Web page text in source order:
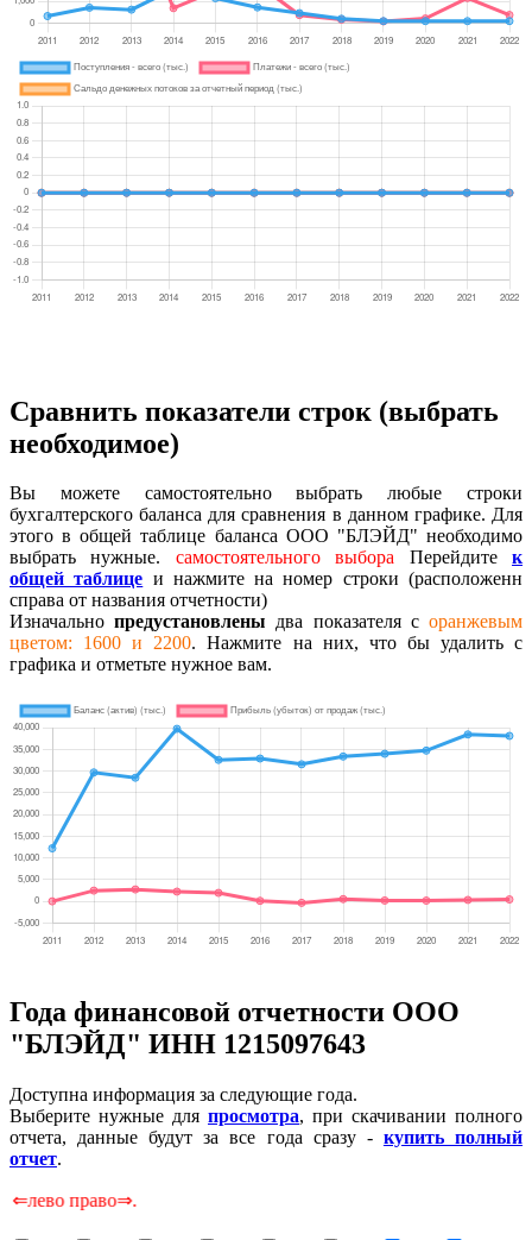
Сравнить показатели строк (выбрать
необходимое)
Вы можете самостоятельно выбрать любые строки
бухгалтерского баланса для сравнения в данном графике. Для
этого в общей таблице баланса ООО "БЛЭЙД" необходимо
выбрать нужные. самостоятельного выбора Перейдитек
общей таблице и нажмите на номер строки (расположенн
справа от названия отчетности)
Изначальнопредустановлены два показателя соранжевым
цветом: 1600 и 2200. Нажмите на них, что бы удалить с
графика и отметьте нужное вам.
Года финансовой отчетности ООО
"БЛЭЙД" ИНН 1215097643
Доступна информация за следующие года.
Выберите нужные для просмотра, при скачивании полного
отчета, данные будут за все года сразу - купить полный
отчет.
право⇒.